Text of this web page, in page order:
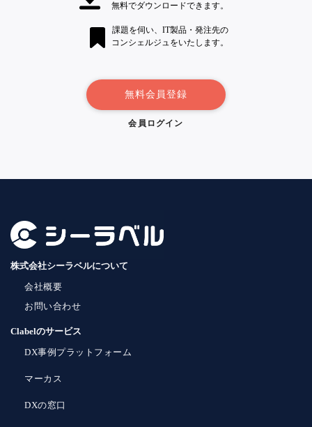
無料でダウンロードできます。
課題を伺い、IT製品・発注先の
コンシェルジュをいたします。
無料会員登録
会員ログイン
株式会社シーラベルについて
会社概要
お問い合わせ
Clabelのサービス
DX事例プラットフォーム
マーカス
DXの窓口